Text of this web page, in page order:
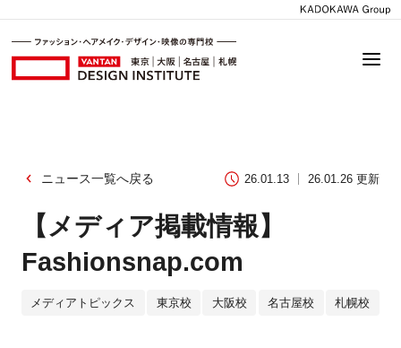
ニュース一覧へ戻る 26.01.13 26.01.26 更新
【メディア掲載情報】
Fashionsnap.com
メディアトピックス 東京校 大阪校 名古屋校 札幌校